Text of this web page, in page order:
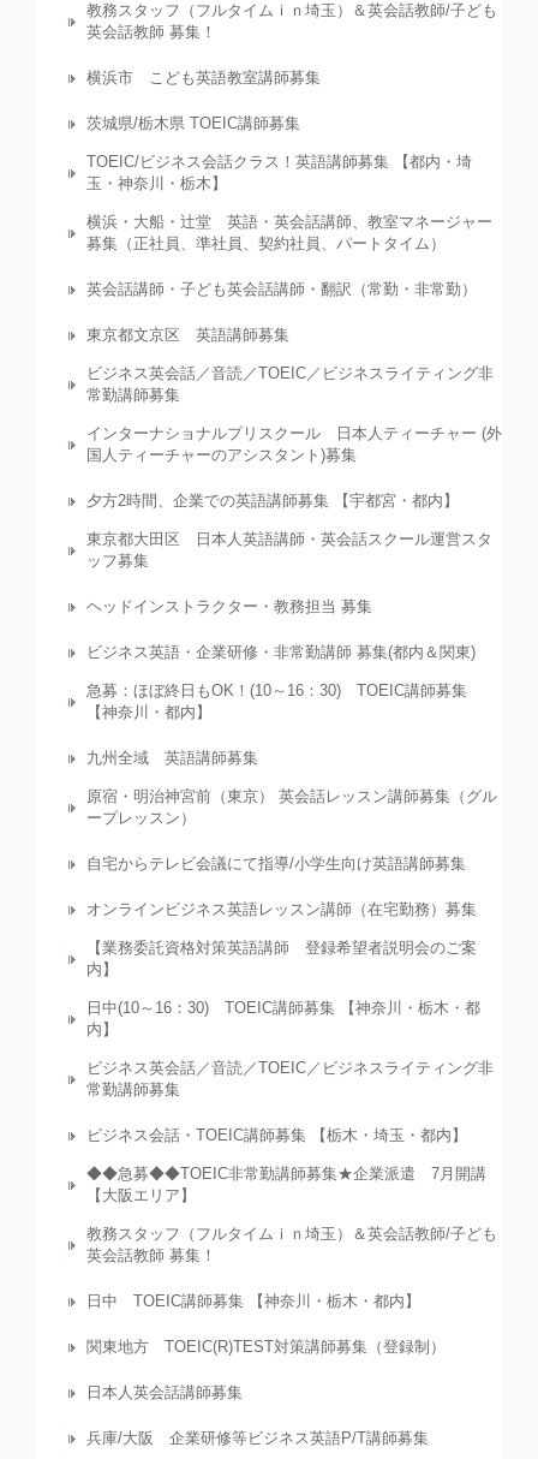
教務スタッフ（フルタイムｉｎ埼玉）＆英会話教師/子ども
英会話教師 募集！
横浜市 こども英語教室講師募集
茨城県/栃木県 TOEIC講師募集
TOEIC/ビジネス会話クラス！英語講師募集 【都内・埼
玉・神奈川・栃木】
横浜・大船・辻堂 英語・英会話講師、教室マネージャー
募集（正社員、準社員、契約社員、パートタイム）
英会話講師・子ども英会話講師・翻訳（常勤・非常勤）
東京都文京区 英語講師募集
ビジネス英会話／音読／TOEIC／ビジネスライティング非
常勤講師募集
インターナショナルプリスクール 日本人ティーチャー (外
国人ティーチャーのアシスタント)募集
夕方2時間、企業での英語講師募集 【宇都宮・都内】
東京都大田区 日本人英語講師・英会話スクール運営スタ
ッフ募集
ヘッドインストラクター・教務担当 募集
ビジネス英語・企業研修・非常勤講師 募集(都内＆関東)
急募：ほぼ終日もOK！(10～16：30) TOEIC講師募集
【神奈川・都内】
九州全域 英語講師募集
原宿・明治神宮前（東京） 英会話レッスン講師募集（グル
ープレッスン）
自宅からテレビ会議にて指導/小学生向け英語講師募集
オンラインビジネス英語レッスン講師（在宅勤務）募集
【業務委託資格対策英語講師 登録希望者説明会のご案
内】
日中(10～16：30) TOEIC講師募集 【神奈川・栃木・都
内】
ビジネス英会話／音読／TOEIC／ビジネスライティング非
常勤講師募集
ビジネス会話・TOEIC講師募集 【栃木・埼玉・都内】
◆◆急募◆◆TOEIC非常勤講師募集★企業派遣 7月開講
【大阪エリア】
教務スタッフ（フルタイムｉｎ埼玉）＆英会話教師/子ども
英会話教師 募集！
日中 TOEIC講師募集 【神奈川・栃木・都内】
関東地方 TOEIC(R)TEST対策講師募集（登録制）
日本人英会話講師募集
兵庫/大阪 企業研修等ビジネス英語P/T講師募集